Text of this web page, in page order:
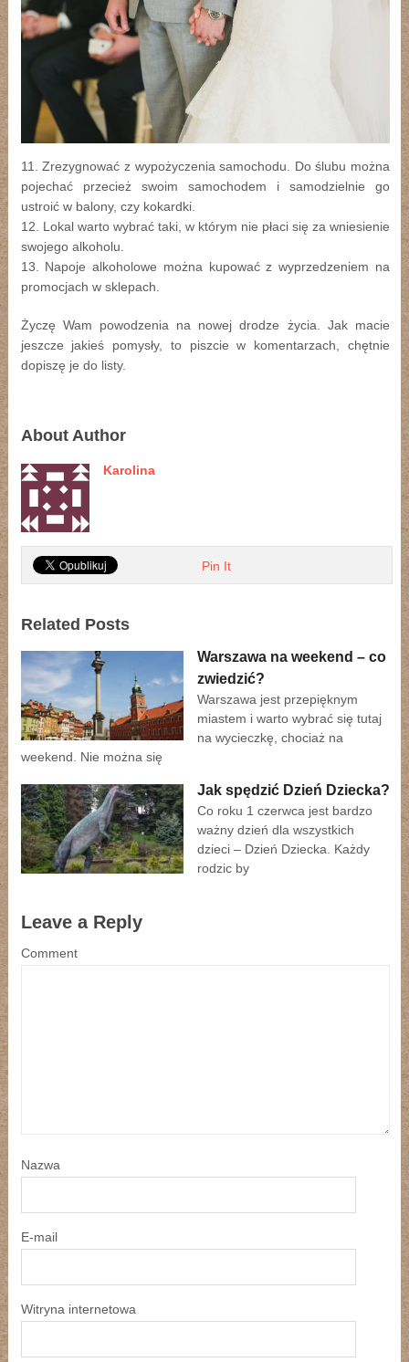
11. Zrezygnować z wypożyczenia samochodu. Do ślubu można
pojechać przecież swoim samochodem i samodzielnie go
ustroić w balony, czy kokardki.
12. Lokal warto wybrać taki, w którym nie płaci się za wniesienie
swojego alkoholu.
13. Napoje alkoholowe można kupować z wyprzedzeniem na
promocjach w sklepach.
Życzę Wam powodzenia na nowej drodze życia. Jak macie
jeszcze jakieś pomysły, to piszcie w komentarzach, chętnie
dopiszę je do listy.
About Author
Karolina
Pin It
Related Posts
Warszawa na weekend – co
zwiedzić?
Warszawa jest przepięknym
miastem i warto wybrać się tutaj
na wycieczkę, chociaż na
weekend. Nie można się
Jak spędzić Dzień Dziecka?
Co roku 1 czerwca jest bardzo
ważny dzień dla wszystkich
dzieci – Dzień Dziecka. Każdy
rodzic by
Leave a Reply
Comment
Nazwa
E-mail
Witryna internetowa